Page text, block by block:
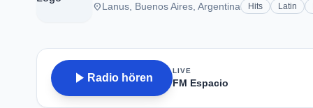
placeLanus, Buenos Aires, Argentina Hits Latin
play_arrow Radio hören
LIVE
FM Espacio